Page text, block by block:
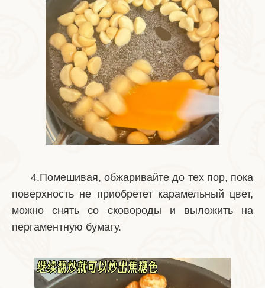
4.Помешивая, обжаривайте до тех пор, пока
поверхность не приобретет карамельный цвет,
можно снять со сковороды и выложить на
пергаментную бумагу.